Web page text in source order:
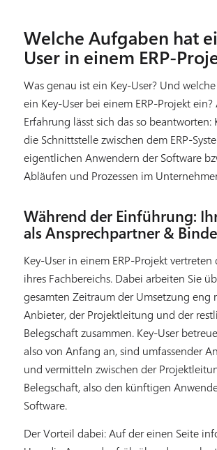
Welche Aufgaben hat
User in einem ERP-
Was genau ist ein Key-User? Und
ein Key-User bei einem ERP-Projekt ein?
Erfahrung lässt sich das so beantworten:
die Schnittstelle zwischen dem ERP-
eigentlichen Anwendern der Software
Abläufen und Prozessen im
Während der Einführung:
als Ansprechpartner &
Key-User in einem ERP-Projekt vertreten
ihres Fachbereichs. Dabei arbeiten Sie
gesamten Zeitraum der Umsetzung eng
Anbieter, der Projektleitung und der
Belegschaft zusammen. Key-User
also von Anfang an, sind umfassender
und vermitteln zwischen der
Belegschaft, also den künftigen
Software.
Der Vorteil dabei: Auf der einen Seite